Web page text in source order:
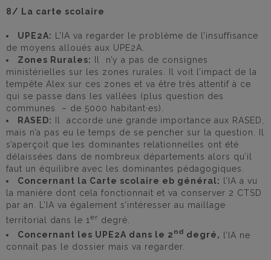
8/ La carte scolaire
UPE2A:
L’IA va regarder le problème de l’insuffisance
de moyens alloués aux UPE2A.
Zones Rurales:
Il n’y a pas de consignes
ministérielles sur les zones rurales. Il voit l’impact de la
tempête Alex sur ces zones et va être très attentif à ce
qui se passe dans les vallées (plus question des
communes – de 5000 habitant·es).
RASED:
Il accorde une grande importance aux RASED,
mais n’a pas eu le temps de se pencher sur la question. Il
s’aperçoit que les dominantes relationnelles ont été
délaissées dans de nombreux départements alors qu’il
faut un équilibre avec les dominantes pédagogiques.
Concernant la Carte scolaire eb général:
l’IA a vu
la manière dont cela fonctionnait et va conserver 2 CTSD
par an. L’IA va également s’intéresser au maillage
territorial dans le 1 er degré.
Concernant les UPE2A dans le 2 nd degré, l’IA ne
connaît pas le dossier mais va regarder.